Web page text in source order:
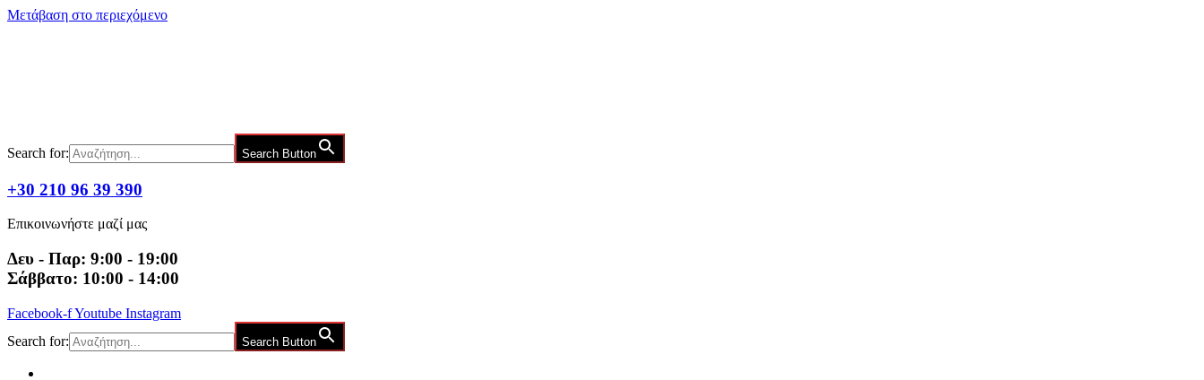
Μετάβαση στο περιεχόμενο
Search for: Search Button
+30 210 96 39 390
Επικοινωνήστε μαζί μας
Δευ - Παρ: 9:00 - 19:00
Σάββατο: 10:00 - 14:00
Facebook-fYoutube Instagram
Search for:
Search Button